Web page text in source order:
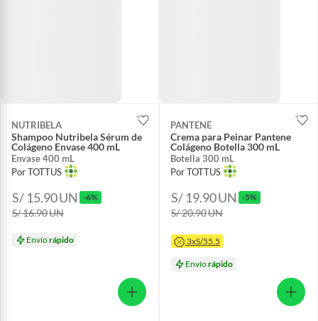
NUTRIBELA
Shampoo Nutribela Sérum de
Colágeno Envase 400 mL
Envase 400 mL
Por TOTTUS
S/ 15.90UN -6%
S/ 16.90UN
Envíorápido
PANTENE
Crema para Peinar Pantene
Colágeno Botella 300 mL
Botella 300 mL
Por TOTTUS
S/ 19.90UN -5%
S/ 20.90UN
3xS/55.5
Envíorápido